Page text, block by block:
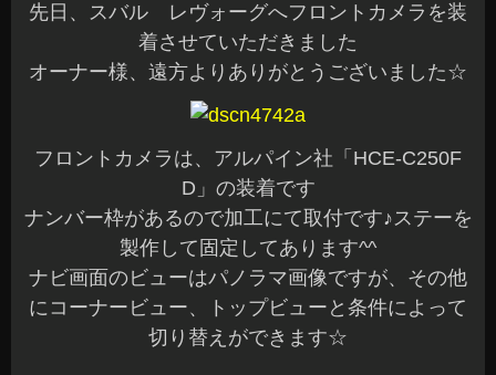
先日、スバル レヴォーグへフロントカメラを装
着させていただきました
オーナー様、遠方よりありがとうございました☆
フロントカメラは、アルパイン社「HCE-C250F
D」の装着です
ナンバー枠があるので加工にて取付です♪ステーを
製作して固定してあります^^
ナビ画面のビューはパノラマ画像ですが、その他
にコーナービュー、トップビューと条件によって
切り替えができます☆